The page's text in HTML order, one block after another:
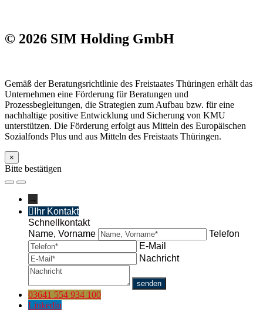
© 2026 SIM Holding GmbH
Gemäß der Beratungsrichtlinie des Freistaates Thüringen erhält das
Unternehmen eine Förderung für Beratungen und
Prozessbegleitungen, die Strategien zum Aufbau bzw. für eine
nachhaltige positive Entwicklung und Sicherung von KMU
unterstützen. Die Förderung erfolgt aus Mitteln des Europäischen
Sozialfonds Plus und aus Mitteln des Freistaats Thüringen.
×
Bitte bestätigen
→
Ihr Kontakt
Schnellkontakt
Name, Vorname
Telefon
E-Mail
Nachricht
03641 554 934 100
Linkedin